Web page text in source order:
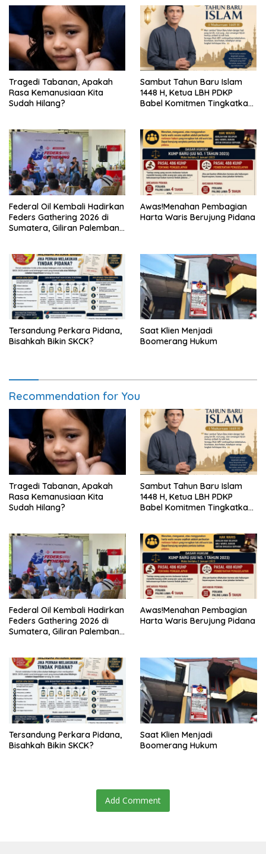
Tragedi Tabanan, Apakah
Rasa Kemanusiaan Kita
Sudah Hilang?
Sambut Tahun Baru Islam
1448 H, Ketua LBH PDKP
Babel Komitmen Tingkatkan
Federal Oil Kembali Hadirkan
Feders Gathering 2026 di
Sumatera, Giliran Palembang
Awas!Menahan Pembagian
Harta Waris Berujung Pidana
Tersandung Perkara Pidana,
Bisahkah Bikin SKCK?
Saat Klien Menjadi
Boomerang Hukum
Recommendation for You
Tragedi Tabanan, Apakah
Rasa Kemanusiaan Kita
Sudah Hilang?
Sambut Tahun Baru Islam
1448 H, Ketua LBH PDKP
Babel Komitmen Tingkatkan
Federal Oil Kembali Hadirkan
Feders Gathering 2026 di
Sumatera, Giliran Palembang
Awas!Menahan Pembagian
Harta Waris Berujung Pidana
Tersandung Perkara Pidana,
Bisahkah Bikin SKCK?
Saat Klien Menjadi
Boomerang Hukum
Add Comment